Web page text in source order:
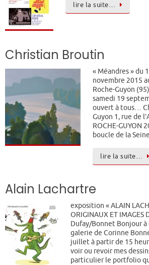
lire la suite…
Christian Broutin
« Méandres » du
novembre 2015
Roche-Guyon
samedi 19
ouvert à tous…
Guyon 1, rue de
ROCHE-GUYON
boucle de la
lire la suite…
Alain Lachartre
exposition « ALAIN
ORIGINAUX ET IMAGES
Dufay/Bonnet Bonjour à
galerie de Corinne
juillet à partir de 15
voir ou revoir mes
particulier le portfolio